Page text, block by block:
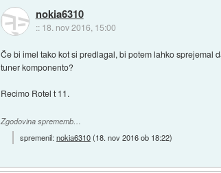
nokia6310
:: 18. nov 2016, 15:00
Če bi imel tako kot si predlagal, bi potem lahko sprejemal
tuner komponento?
Recimo Rotel t 11.
Zgodovina sprememb…
spremenil:nokia6310(18. nov 2016 ob 18:22)